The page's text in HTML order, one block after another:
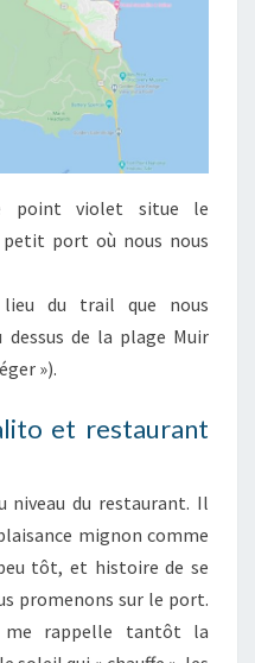
point violet situe le
port où nous nous
du trail que nous
de la plage Muir
»).
et restaurant
niveau du restaurant. Il
mignon comme
tôt, et histoire de se
promenons sur le port.
me rappelle tantôt la